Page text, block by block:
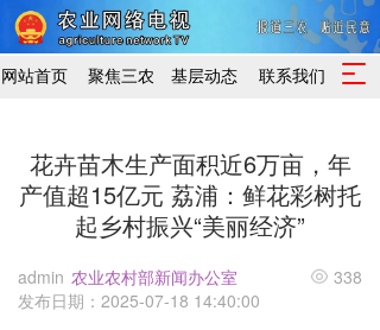
网站首页 聚焦三农 基层动态 联系我们
T
l
e
i
花卉苗木生产面积近6万亩，年
产值超15亿元 荔浦：鲜花彩树托
起乡村振兴“美丽经济”
admin 农业农村部新闻办公室
发布日期：2025-07-18 14:40:00
338